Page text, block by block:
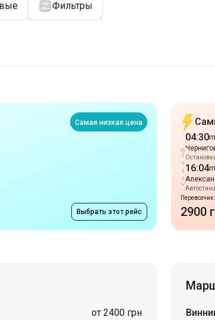
Фильтры
Самая низкая цена
Выбрать этот рейс
04:30
16:04
2900
от 2400 грн